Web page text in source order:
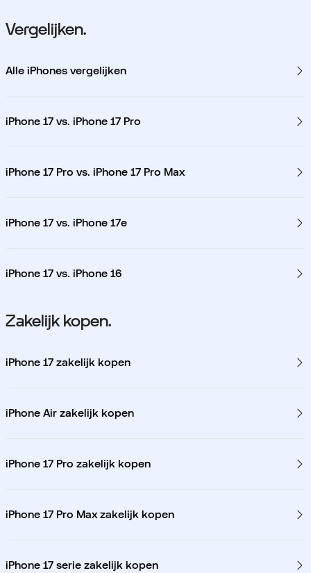
Vergelijken.
Alle iPhones vergelijken
iPhone 17 vs. iPhone 17 Pro
iPhone 17 Pro vs. iPhone 17 Pro Max
iPhone 17 vs. iPhone 17e
iPhone 17 vs. iPhone 16
Zakelijk kopen.
iPhone 17 zakelijk kopen
iPhone Air zakelijk kopen
iPhone 17 Pro zakelijk kopen
iPhone 17 Pro Max zakelijk kopen
iPhone 17 serie zakelijk kopen